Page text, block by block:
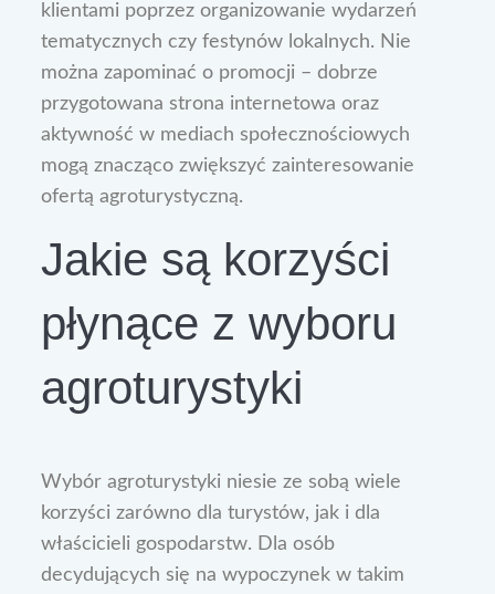
klientami poprzez organizowanie wydarzeń
tematycznych czy festynów lokalnych. Nie
można zapominać o promocji – dobrze
przygotowana strona internetowa oraz
aktywność w mediach społecznościowych
mogą znacząco zwiększyć zainteresowanie
ofertą agroturystyczną.
Jakie są korzyści
płynące z wyboru
agroturystyki
Wybór agroturystyki niesie ze sobą wiele
korzyści zarówno dla turystów, jak i dla
właścicieli gospodarstw. Dla osób
decydujących się na wypoczynek w takim